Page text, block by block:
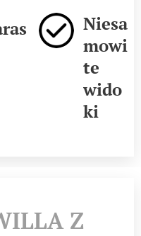
Niesa
mowi
te
wido
ki
Z